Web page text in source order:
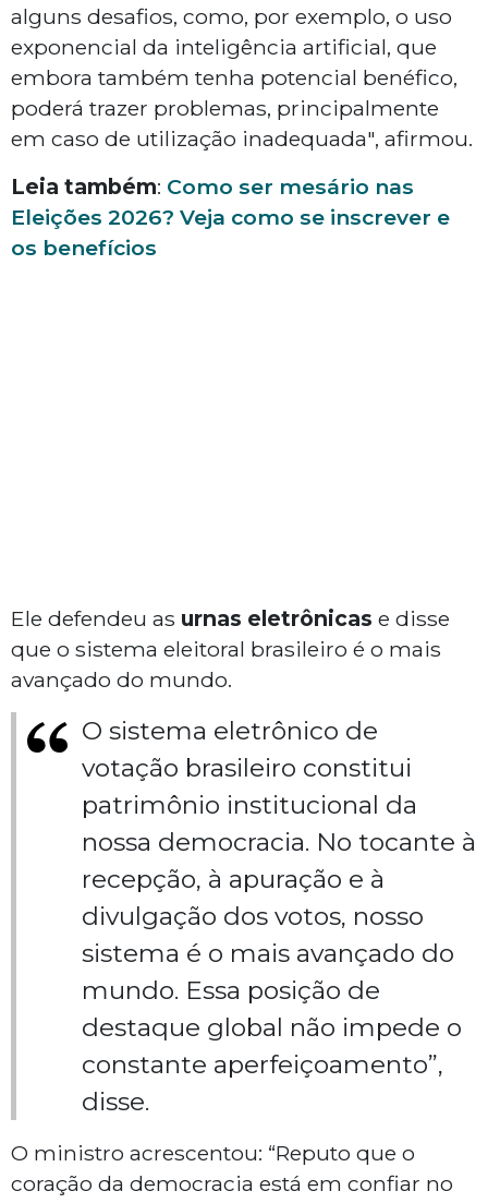
alguns desafios, como, por exemplo, o uso
exponencial da inteligência artificial, que
embora também tenha potencial benéfico,
poderá trazer problemas, principalmente
em caso de utilização inadequada", afirmou.
Leia também: Como ser mesário nas
Eleições 2026? Veja como se inscrever e
os benefícios
Ele defendeu as urnas eletrônicas e disse
que o sistema eleitoral brasileiro é o mais
avançado do mundo.
O sistema eletrônico de
votação brasileiro constitui
patrimônio institucional da
nossa democracia. No tocante à
recepção, à apuração e à
divulgação dos votos, nosso
sistema é o mais avançado do
mundo. Essa posição de
destaque global não impede o
constante aperfeiçoamento”,
disse.
O ministro acrescentou: “Reputo que o
coração da democracia está em confiar no